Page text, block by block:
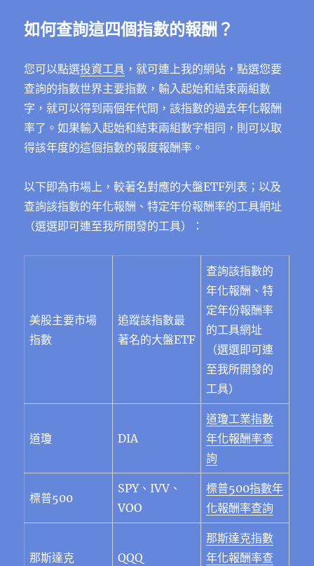
如何查詢這四個指數的報酬？
您可以點選投資工具 ，就可連上我的網站，點選您要
查詢的指數世界主要指數，輸入起始和結束兩組數
字，就可以得到兩個年代間，該指數的過去年化報酬
率了。如果輸入起始和結束兩組數字相同，則可以取
得該年度的這個指數的報度報酬率。
以下即為市場上，較著名對應的大盤ETF列表；以及
查詢該指數的年化報酬、特定年份報酬率的工具網址
（選選即可連至我所開發的工具）：
美股主要市場
指數
追蹤該指數最
著名的大盤ETF
查詢該指數的
年化報酬、特
定年份報酬率
的工具網址
（選選即可連
至我所開發的
工具）
道瓊 DIA
道瓊工業指數
年化報酬率查
詢
標普500
SPY、IVV、
VOO
標普500指數年
化報酬率查詢
那斯達克 QQQ
那斯達克指數
年化報酬率查